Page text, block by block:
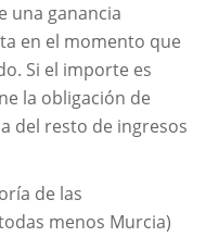
una ganancia
en el momento que
Si el importe es
la obligación de
del resto de ingresos
de las
menos Murcia)